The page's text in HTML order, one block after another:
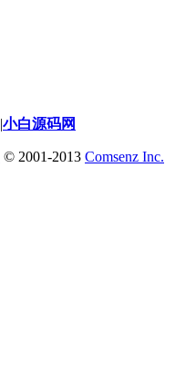
|小白源码网
© 2001-2013 Comsenz Inc.